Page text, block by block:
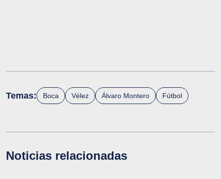
Temas: Boca Vélez Álvaro Montero Fútbol
Noticias relacionadas